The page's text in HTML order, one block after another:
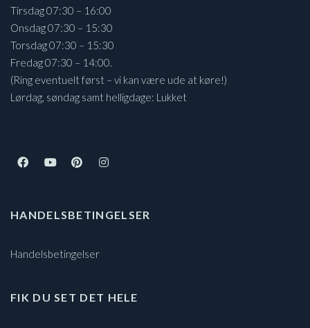
Tirsdag 07:30 – 16:00
Onsdag 07:30 – 15:30
Torsdag 07:30 – 15:30
Fredag 07:30 – 14:00.
(Ring eventuelt først – vi kan være ude at køre!)
Lørdag, søndag samt helligdage: Lukket
HANDELSBETINGELSER
Handelsbetingelser
FIK DU SET DET HELE